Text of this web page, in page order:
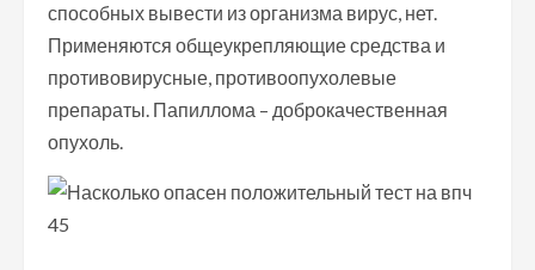
способных вывести из организма вирус, нет.
Применяются общеукрепляющие средства и
противовирусные, противоопухолевые
препараты. Папиллома – доброкачественная
опухоль.